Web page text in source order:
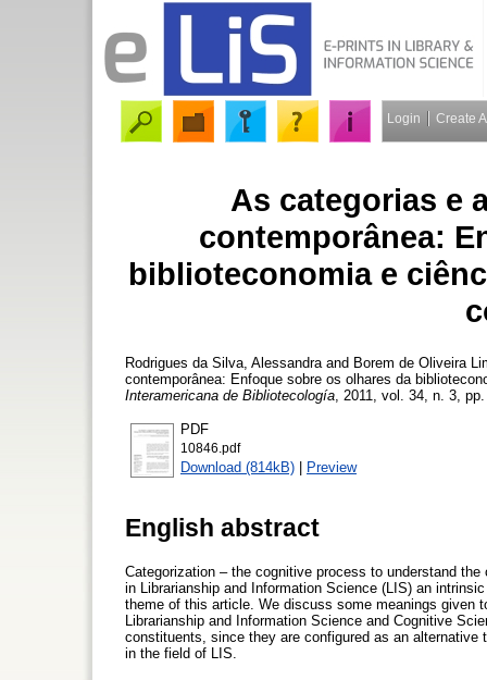
Login Create
As categorias e
contemporânea:
biblioteconomia e
Rodrigues da Silva, Alessandra and Borem de Oliveira
contemporânea: Enfoque sobre os olhares da
Interamericana de Bibliotecología , 2011, vol. 34, n. 3,
PDF
10846.pdf
Download (814kB) | Preview
English abstract
Categorization – the cognitive process to understand
in Librarianship and Information Science (LIS) an
theme of this article. We discuss some meanings given
Librarianship and Information Science and Cognitive
constituents, since they are configured as an
in the field of LIS.